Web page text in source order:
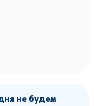
не будем